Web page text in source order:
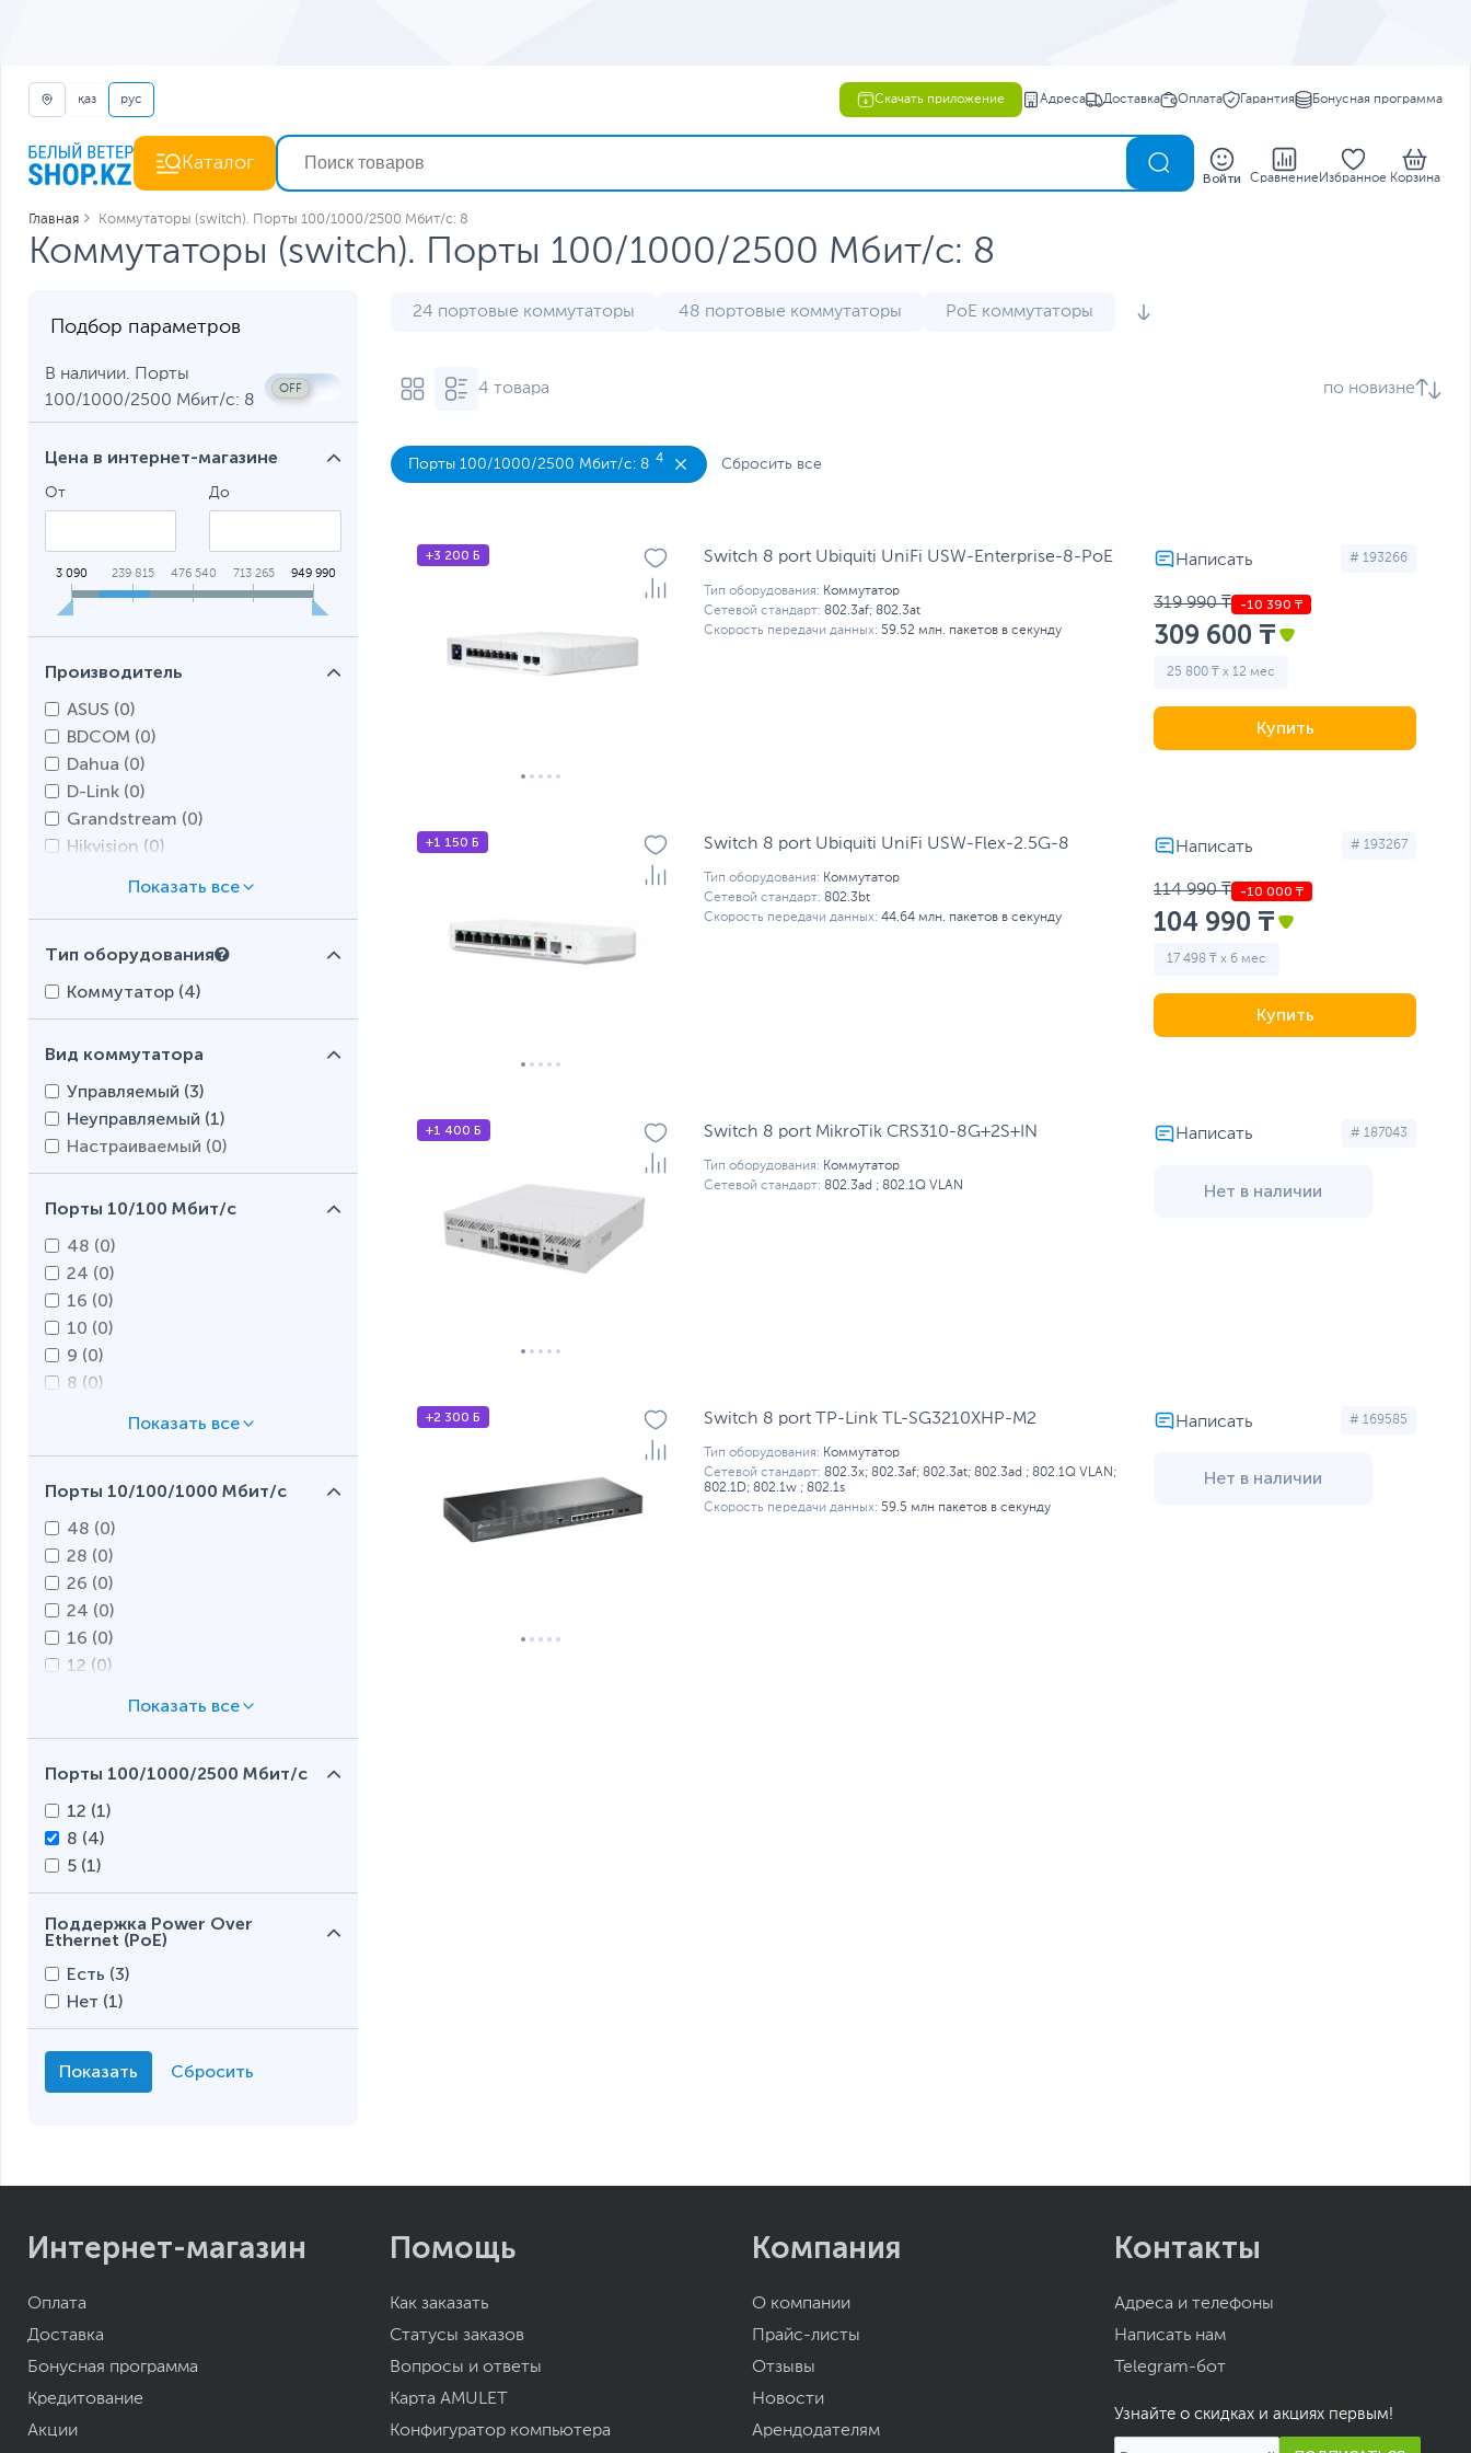
қаз рус Скачать приложение Адреса Доставка Оплата Гарантия Бонусная программа
Каталог
Войти Сравнение Избранное Корзина
Главная Коммутаторы (switch). Порты 100/1000/2500 Мбит/с: 8
Коммутаторы (switch). Порты 100/1000/2500 Мбит/с: 8
Подбор параметров
В наличии. Порты
100/1000/2500 Мбит/с: 8
Цена в интернет-магазине
От До
3 090 239 815 476 540 713 265 949 990
Производитель
ASUS (0)
BDCOM (0)
Dahua (0)
D-Link (0)
Grandstream (0)
Hikvision (0)
Mercusys (0)
MikroTik (
Ubiquiti ( 2 )
Тип оборудования
Коммутатор (4)
Вид коммутатора
Управляемый (3)
Неуправляемый (1)
Настраиваемый (0)
Порты 10/100 Мбит/с
48 (0)
24 (0)
16 (0)
10 (0)
9 (0)
8 (0)
1 (0)
Порты 10/100/1000 Мбит/с
48 (0)
28 (0)
26 (0)
24 (0)
16 (0)
12 (0)
4 (0)
2 ( 0)
1 (0)
Порты 100/1000/2500 Мбит/с
12 (1)
8 (4)
5 (1)
Поддержка Power Over
Ethernet (PoE)
Есть (3)
Нет (1)
24 портовые коммутаторы 48 портовые коммутаторы PoE коммутаторы
4 товара по новизне
Порты 100/1000/2500 Мбит/с: 8 4 Сбросить все
+3 200 Б Switch 8 port Ubiquiti UniFi USW-Enterprise-8-PoE
Тип оборудования: Коммутатор
Сетевой стандарт: 802.3af; 802.3at
Скорость передачи данных: 59.52 млн. пакетов в секунду
# 193266
319 990 ₸
309 600 ₸
25 800 ₸ x 12 мес
Купить
+1 150 Б Switch 8 port Ubiquiti UniFi USW-Flex-2.5G-8
Тип оборудования: Коммутатор
Сетевой стандарт: 802.3bt
Скорость передачи данных: 44.64 млн. пакетов в секунду
# 193267
114 990 ₸
104 990 ₸
17 498 ₸ x 6 мес
Купить
+1 400 Б Switch 8 port MikroTik CRS310-8G+2S+IN
Тип оборудования: Коммутатор
Сетевой стандарт: 802.3ad ; 802.1Q VLAN
# 187043
Нет в наличии
+2 300 Б Switch 8 port TP-Link TL-SG3210XHP-M2
Тип оборудования: Коммутатор
Сетевой стандарт: 802.3x; 802.3af; 802.3at; 802.3ad ; 802.1Q VLAN;
802.1D; 802.1w ; 802.1s
Скорость передачи данных: 59.5 млн пакетов в секунду
# 169585
Нет в наличии
Интернет-магазин
Оплата
Доставка
Бонусная программа
Кредитование
Акции
Помощь
Как заказать
Статусы заказов
Вопросы и ответы
Карта AMULET
Конфигуратор компьютера
Компания
О компании
Прайс-листы
Отзывы
Новости
Арендодателям
Контакты
Адреса и телефоны
Написать нам
Telegram-бот
Узнайте о скидках и акциях первым!